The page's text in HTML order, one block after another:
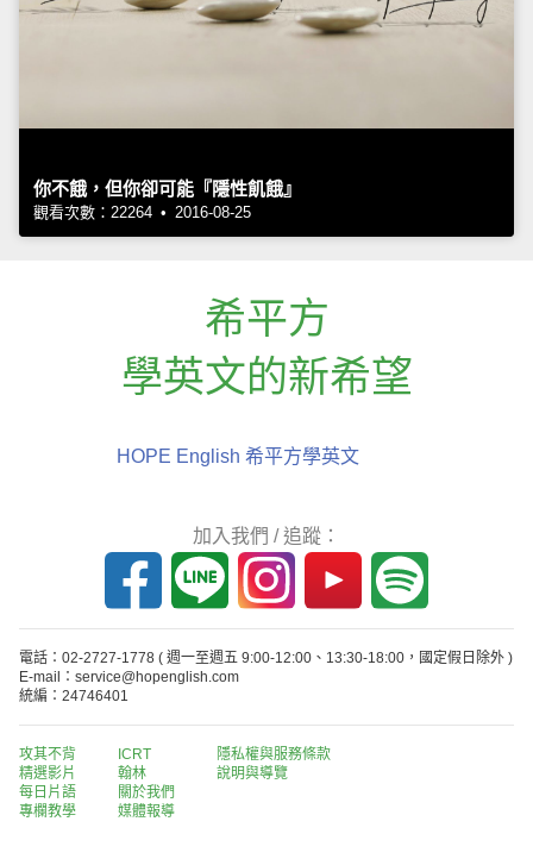
你不餓，但你卻可能『隱性飢餓』
觀看次數：22264 • 2016-08-25
希平方
學英文的新希望
HOPE English 希平方學英文
加入我們 / 追蹤：
電話：02-2727-1778 ( 週一至週五 9:00-12:00、13:30-18:00，國定假日除外 )
E-mail：service@hopenglish.com
統編：24746401
攻其不背
精選影片
每日片語
專欄教學
ICRT
翰林
關於我們
媒體報導
隱私權與服務條款
說明與導覽